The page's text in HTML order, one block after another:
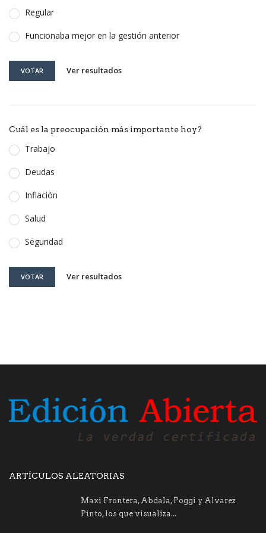
Regular
Funcionaba mejor en la gestión anterior
VOTAR Ver resultados
Cuál es la preocupación más importante hoy?
Trabajo
Deudas
Inflación
Salud
Seguridad
VOTAR Ver resultados
ARTÍCULOS ALEATORIAS
Maxi Frontera, Abdala, Poggi y Alvarez
Pinto, los que visualiza...